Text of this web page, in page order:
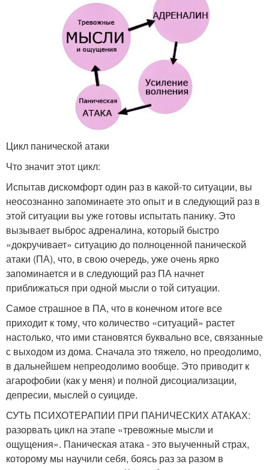
Цикл панической атаки
Что значит этот цикл:
Испытав дискомфорт один раз в какой-то ситуации, вы
неосознанно запоминаете это опыт и в следующий раз в
этой ситуации вы уже готовы испытать панику. Это
вызывает выброс адреналина, который быстро
«докручивает» ситуацию до полноценной панической
атаки (ПА), что, в свою очередь, уже очень ярко
запоминается и в следующий раз ПА начнет
приближаться при одной мысли о той ситуации.
Самое страшное в ПА, что в конечном итоге все
приходит к тому, что количество «ситуаций» растет
настолько, что ими становятся буквально все, связанные
с выходом из дома. Сначала это тяжело, но преодолимо,
в дальнейшем непреодолимо вообще. Это приводит к
агарофобии (как у меня) и полной дисоциализации,
депресии, мыслей о суициде.
СУТЬ ПСИХОТЕРАПИИ ПРИ ПАНИЧЕСКИХ АТАКАХ:
разорвать цикл на этапе «тревожные мысли и
ощущения». Паническая атака - это выученный страх,
которому мы научили себя, боясь раз за разом в